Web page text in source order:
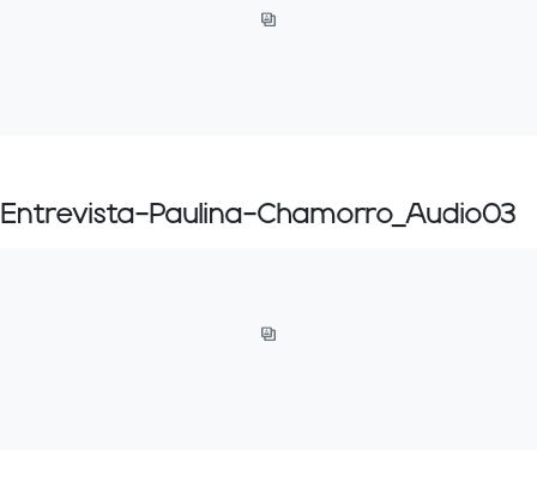
Entrevista-Paulina-Chamorro_Audio03